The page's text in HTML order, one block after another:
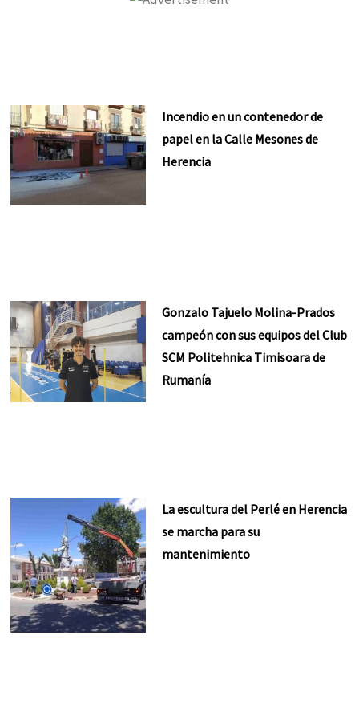
Incendio en un contenedor de
papel en la Calle Mesones de
Herencia
Gonzalo Tajuelo Molina-Prados
campeón con sus equipos del Club
SCM Politehnica Timisoara de
Rumanía
La escultura del Perlé en Herencia
se marcha para su
mantenimiento